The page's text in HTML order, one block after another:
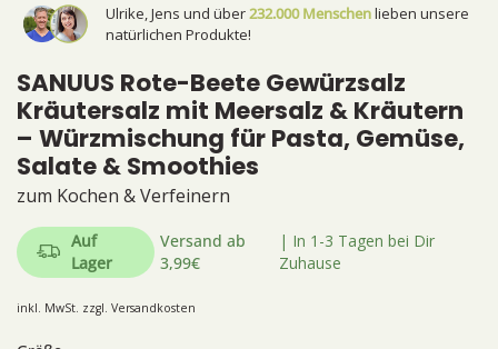
Ulrike, Jens und über232.000 Menschenlieben unsere
natürlichen Produkte!
SANUUS Rote-Beete Gewürzsalz
Kräutersalz mit Meersalz & Kräutern
– Würzmischung für Pasta, Gemüse,
Salate & Smoothies
zum Kochen & Verfeinern
Auf
Lager
Versand ab
3,99€
| In 1-3 Tagen bei Dir
Zuhause
inkl. MwSt. zzgl. Versandkosten